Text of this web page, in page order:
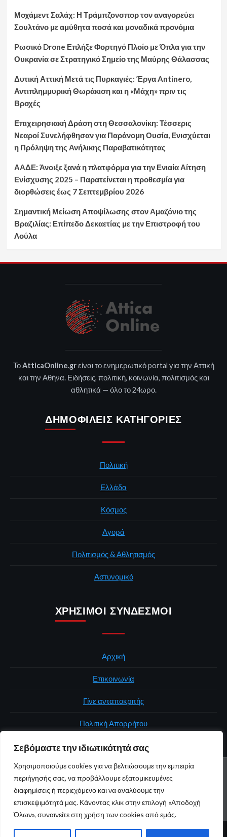
Σεβόμαστε την ιδιωτικότητά σας
Χρησιμοποιούμε cookies για να βελτιώσουμε την εμπειρία
περιήγησής σας, να προβάλλουμε εξατομικευμένες
διαφημίσεις ή περιεχόμενο και να αναλύουμε την
επισκεψιμότητά μας. Κάνοντας κλικ στην επιλογή «Αποδοχή
Όλων», συναινείτε στη χρήση των cookies από εμάς.
Μοχάμεντ Σαλάχ: Η Τράμπζονσπορ τον αναγορεύει
Σουλτάνο με αμύθητα ποσά και μοναδικά προνόμια
Ρωσικό Drone Επλήξε Φορτηγό Πλοίο με Όπλα για την
Ουκρανία σε Στρατηγικό Σημείο της Μαύρης Θάλασσας
Δυτική Αττική Μετά τις Πυρκαγιές: Έργα Antinero,
Αντιπλημμυρική Θωράκιση και η «Μάχη» πριν τις
Βροχές
Επιχειρησιακή Δράση στη Θεσσαλονίκη: Τέσσερις
Νεαροί Συνελήφθησαν για Παράνομη Ουσία, Ενισχύεται
η Πρόληψη της Ανήλικης Παραβατικότητας
ΑΑΔΕ: Άνοιξε ξανά η πλατφόρμα για την Ενιαία Αίτηση
Ενίσχυσης 2025 – Παρατείνεται η προθεσμία για
διορθώσεις έως 7 Σεπτεμβρίου 2026
Σημαντική Μείωση Αποψίλωσης στον Αμαζόνιο της
Βραζιλίας: Επίπεδο Δεκαετίας με την Επιστροφή του
Λούλα
ΤοAtticaOnline.grείναι το ενημερωτικό portal για την Αττική
και την Αθήνα. Ειδήσεις, πολιτική, κοινωνία, πολιτισμός και
αθλητικά — όλο το 24ωρο.
ΔΗΜΟΦΙΛΕΊΣ ΚΑΤΗΓΟΡΊΕΣ
Πολιτική
Ελλάδα
Κόσμος
Αγορά
Πολιτισμός & Αθλητισμός
Αστυνομικό
ΧΡΉΣΙΜΟΙ ΣΎΝΔΕΣΜΟΙ
Αρχική
Επικοινωνία
Γίνε ανταποκριτής
Πολιτική Απορρήτου
ΑΡΧΙΚΉ ΠΟΛΙΤΙΚΉ ΕΛΛΆΔΑ ΚΌΣΜΟΣ
ΕΠΙΚΟΙΝΩΝΊΑ